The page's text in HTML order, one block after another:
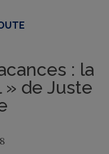
: la
de Juste